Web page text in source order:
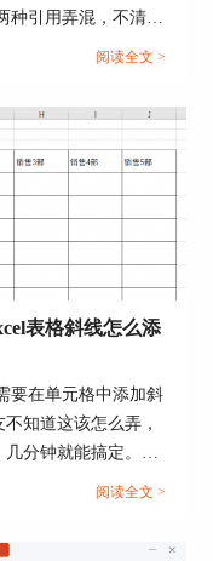
较低，而下载好
作的，就会造成
用。
PPTX格式，但也
入模板。
种引用弄混，不清楚
用。那么今天我们
...
阅读全文 >
表格斜线怎么添
要在单元格中添加斜
知道这该怎么弄，
分钟就能搞定。下
为二怎么弄，Excel
阅读全文 >